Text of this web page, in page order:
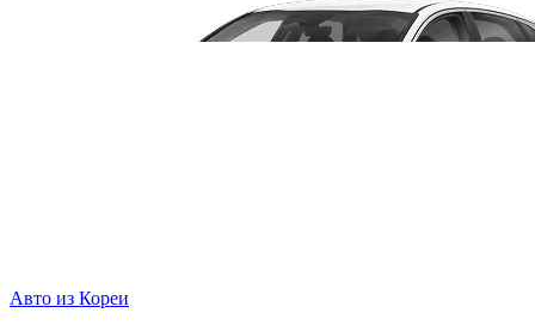
Авто из Кореи